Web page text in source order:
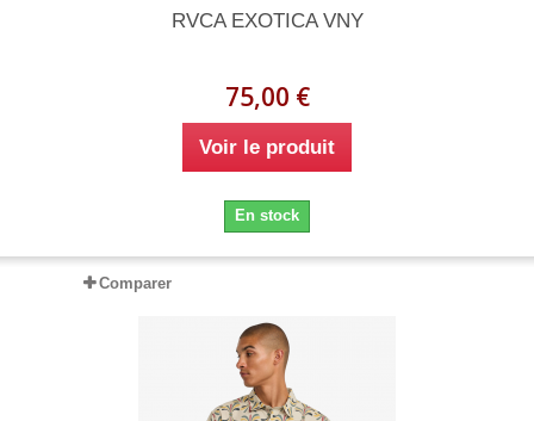
RVCA EXOTICA VNY
75,00 €
Voir le produit
En stock
Comparer